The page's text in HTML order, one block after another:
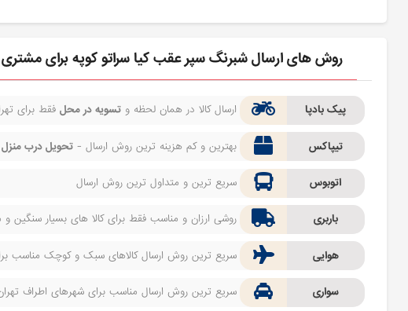
روش های ارسال شبرنگ سپر عقب کیا سراتو کوپه برای مشتری
پیک بادپا ارسال کالا در همان لحظه وتسویه در محل فقط برای
تیپاکس بهترین و کم هزینه ترین روش ارسال -تحویل درب منزل
اتوبوس سریع ترین و متداول ترین روش ارسال
باربری روشی ارزان و مناسب فقط برای کالا های بسیار سنگین و
هوایی سریع ترین روش ارسال کالاهای سبک و کوچک مناسب
سواری سریع ترین روش ارسال مناسب برای شهرهای اطراف تهران